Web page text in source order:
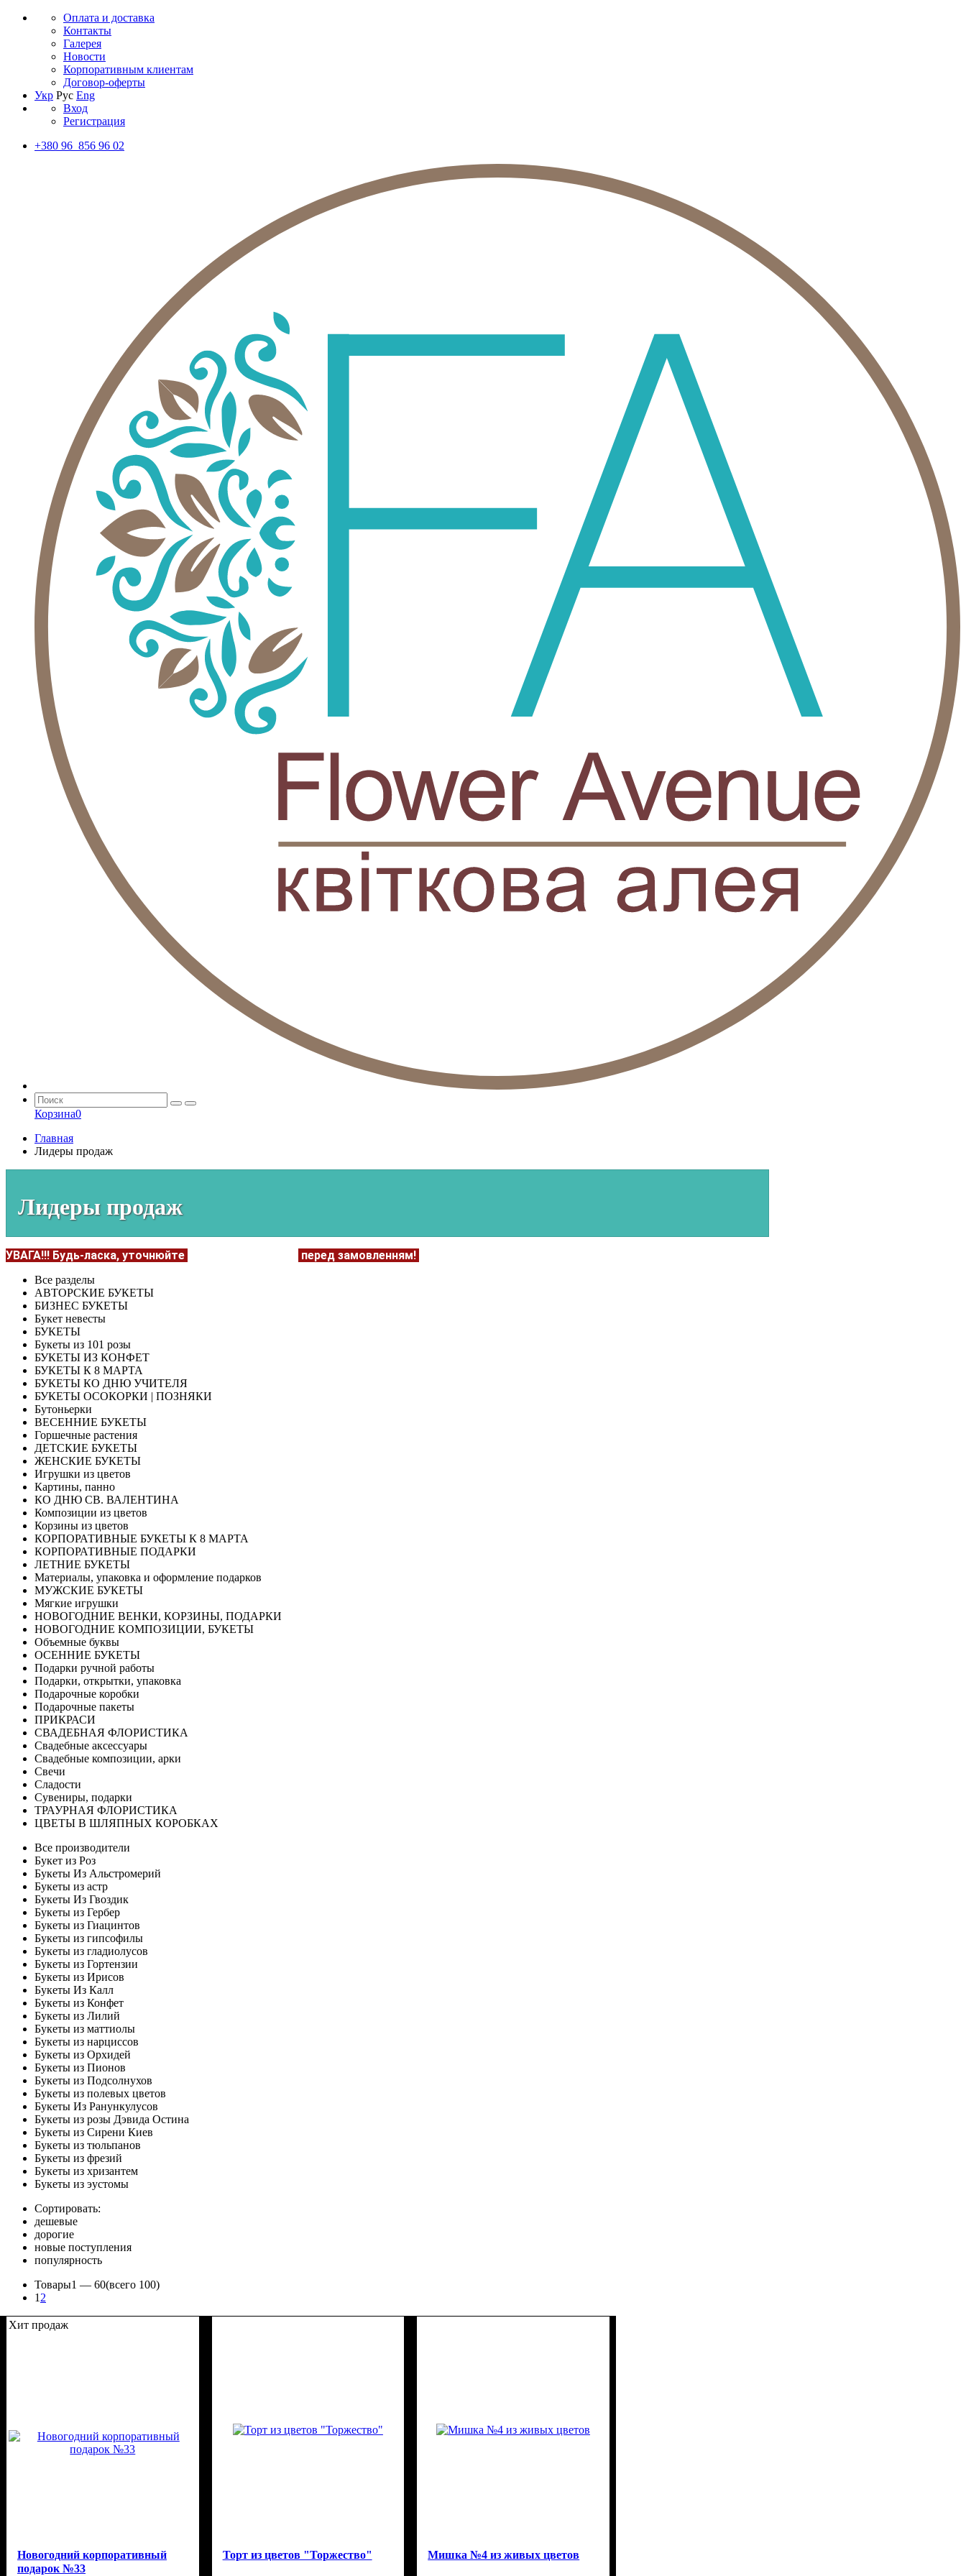
Оплата и доставка
Контакты
Галерея
Новости
Корпоративным клиентам
Договор-оферты
Укр Рус Eng
Вход
Регистрация
+380 96 856 96 02
Корзина0
Главная
Лидеры продаж
Лидеры продаж
УВАГА!!! Будь-ласка, уточнюйте
перед замовленням!
Все разделы
АВТОРСКИЕ БУКЕТЫ
БИЗНЕС БУКЕТЫ
Букет невесты
БУКЕТЫ
Букеты из 101 розы
БУКЕТЫ ИЗ КОНФЕТ
БУКЕТЫ К 8 МАРТА
БУКЕТЫ КО ДНЮ УЧИТЕЛЯ
БУКЕТЫ ОСОКОРКИ | ПОЗНЯКИ
Бутоньерки
ВЕСЕННИЕ БУКЕТЫ
Горшечные растения
ДЕТСКИЕ БУКЕТЫ
ЖЕНСКИЕ БУКЕТЫ
Игрушки из цветов
Картины, панно
КО ДНЮ СВ. ВАЛЕНТИНА
Композиции из цветов
Корзины из цветов
КОРПОРАТИВНЫЕ БУКЕТЫ К 8 МАРТА
КОРПОРАТИВНЫЕ ПОДАРКИ
ЛЕТНИЕ БУКЕТЫ
Материалы, упаковка и оформление подарков
МУЖСКИЕ БУКЕТЫ
Мягкие игрушки
НОВОГОДНИЕ ВЕНКИ, КОРЗИНЫ, ПОДАРКИ
НОВОГОДНИЕ КОМПОЗИЦИИ, БУКЕТЫ
Объемные буквы
ОСЕННИЕ БУКЕТЫ
Подарки ручной работы
Подарки, открытки, упаковка
Подарочные коробки
Подарочные пакеты
ПРИКРАСИ
СВАДЕБНАЯ ФЛОРИСТИКА
Свадебные аксессуары
Свадебные композиции, арки
Свечи
Сладости
Сувениры, подарки
ТРАУРНАЯ ФЛОРИСТИКА
ЦВЕТЫ В ШЛЯПНЫХ КОРОБКАХ
Все производители
Букет из Роз
Букеты Из Альстромерий
Букеты из астр
Букеты Из Гвоздик
Букеты из Гербер
Букеты из Гиацинтов
Букеты из гипсофилы
Букеты из гладиолусов
Букеты из Гортензии
Букеты из Ирисов
Букеты Из Калл
Букеты из Конфет
Букеты из Лилий
Букеты из маттиолы
Букеты из нарциссов
Букеты из Орхидей
Букеты из Пионов
Букеты из Подсолнухов
Букеты из полевых цветов
Букеты Из Ранункулусов
Букеты из розы Дэвида Остина
Букеты из Сирени Киев
Букеты из тюльпанов
Букеты из фрезий
Букеты из хризантем
Букеты из эустомы
Сортировать:
дешевые
дорогие
новые поступления
популярность
Товары1 — 60(всего 100)
1 2
Хит продаж
Новогодний корпоративный
подарок №33
Торт из цветов "Торжество" Мишка №4 из живых цветов